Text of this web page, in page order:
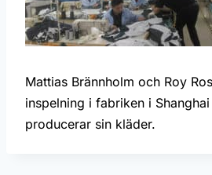
Mattias Brännholm och Roy
inspelning i fabriken i
producerar sin kläder.